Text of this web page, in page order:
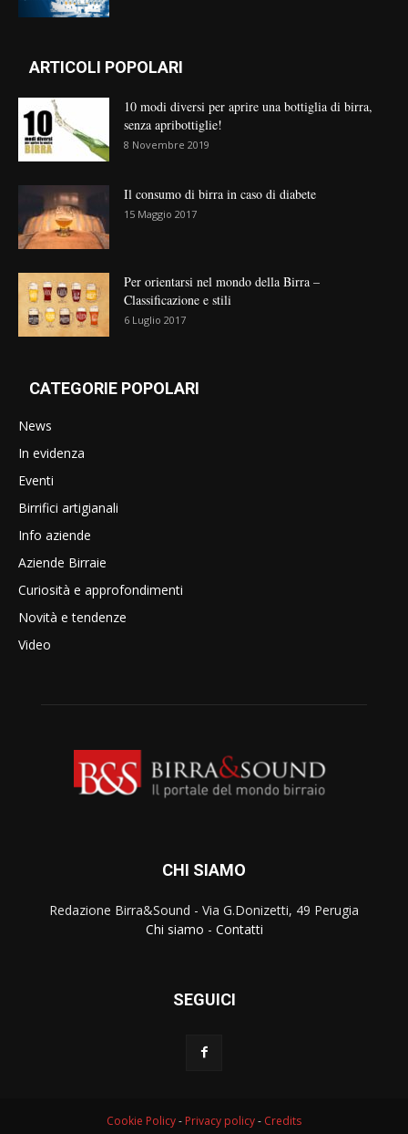
ARTICOLI POPOLARI
10 modi diversi per aprire una bottiglia di birra,
senza apribottiglie!
8 Novembre 2019
Il consumo di birra in caso di diabete
15 Maggio 2017
Per orientarsi nel mondo della Birra –
Classificazione e stili
6 Luglio 2017
CATEGORIE POPOLARI
News
In evidenza
Eventi
Birrifici artigianali
Info aziende
Aziende Birraie
Curiosità e approfondimenti
Novità e tendenze
Video
CHI SIAMO
Redazione Birra&Sound - Via G.Donizetti, 49 Perugia
Chi siamo - Contatti
SEGUICI
Cookie Policy- Privacy policy- Credits